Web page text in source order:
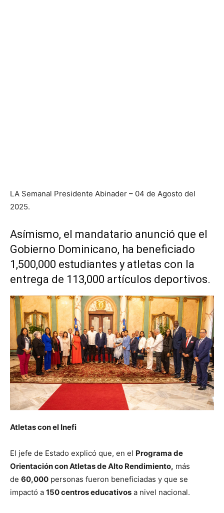
LA Semanal Presidente Abinader – 04 de Agosto del
2025.
Asímismo, el mandatario anunció que el
Gobierno Dominicano, ha beneficiado
1,500,000 estudiantes y atletas con la
entrega de 113,000 artículos deportivos.
Atletas con el Inefi
El jefe de Estado explicó que, en el Programa de
Orientación con Atletas de Alto Rendimiento, más
de 60,000 personas fueron beneficiadas y que se
impactó a 150 centros educativos a nivel nacional.